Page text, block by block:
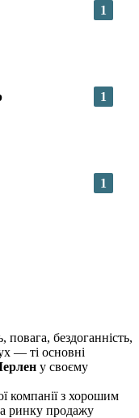
1
1
1
бездоганність,
— ті основні
у своєму
компанії з хорошим
ринку продажу